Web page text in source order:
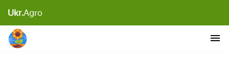
Ukr.Agroборотися